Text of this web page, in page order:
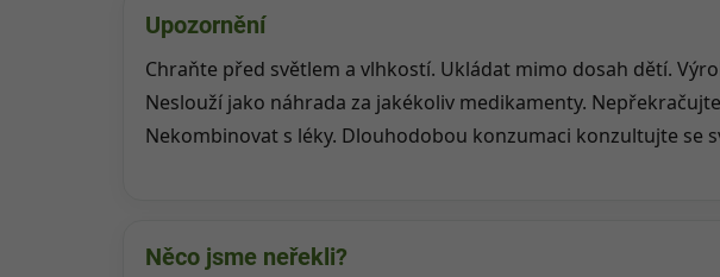
Upozornění
Chraňte před světlem a vlhkostí. Ukládat mimo dosah dětí.
Neslouží jako náhrada za jakékoliv medikamenty.
Nekombinovat s léky. Dlouhodobou konzumaci konzultujte se
Něco jsme neřekli?